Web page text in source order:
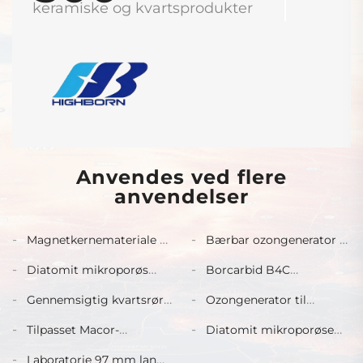
keramiske og kvartsprodukter
Anvendes ved flere
anvendelser
Magnetkernemateriale af
transformere i små
opladere til ny energi
Bærbar ozongenerator til
V, 20 g
Diatomit mikroporøs
industrielt brug
Borcarbid B4C
Gennemsigtig kvartsrør
Ozongenerator til
husholdningsbrug,
Tilpasset Macor-
Diatomit mikroporøse
Laboratorie 97 mm lang